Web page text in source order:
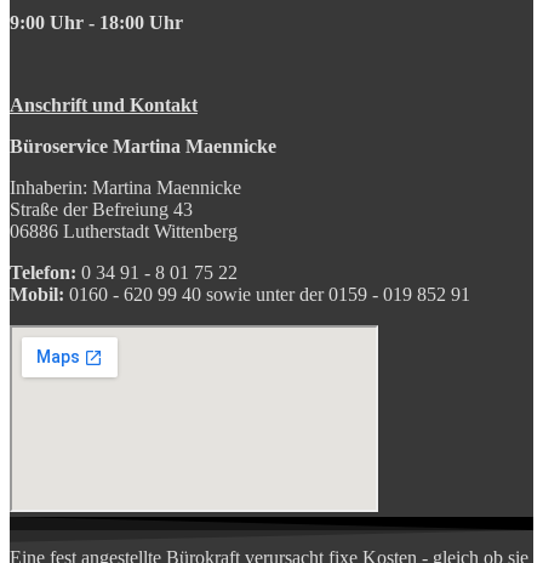
9:00 Uhr - 18:00 Uhr
Anschrift und Kontakt
Büroservice Martina Maennicke
Inhaberin: Martina Maennicke
Straße der Befreiung 43
06886 Lutherstadt Wittenberg
Telefon: 0 34 91 - 8 01 75 22
Mobil: 0160 - 620 99 40 sowie unter der 0159 - 019 852 91
Eine fest angestellte Bürokraft verursacht fixe Kosten - gleich ob sie